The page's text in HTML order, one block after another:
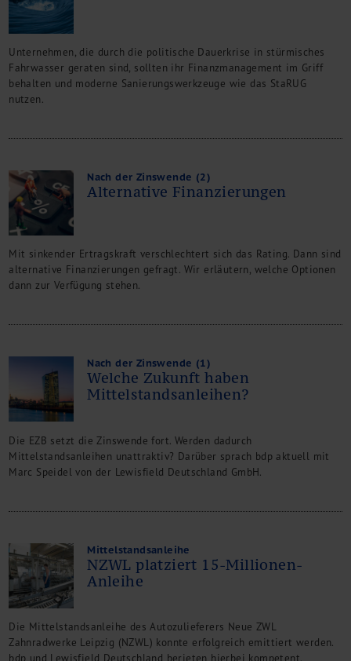
Unternehmen, die durch die politische Dauerkrise in stürmisches
Fahrwasser geraten sind, sollten ihr Finanzmanagement im Griff
behalten und moderne Sanierungswerkzeuge wie das StaRUG
nutzen.
Nach der Zinswende (2)
Alternative Finanzierungen
Mit sinkender Ertragskraft verschlechtert sich das Rating. Dann sind
alternative Finanzierungen gefragt. Wir erläutern, welche Optionen
dann zur Verfügung stehen.
Nach der Zinswende (1)
Welche Zukunft haben
Mittelstandsanleihen?
Die EZB setzt die Zinswende fort. Werden dadurch
Mittelstandsanleihen unattraktiv? Darüber sprach bdp aktuell mit
Marc Speidel von der Lewisfield Deutschland GmbH.
Mittelstandsanleihe
NZWL platziert 15-Millionen-
Anleihe
Die Mittelstandsanleihe des Autozulieferers Neue ZWL
Zahnradwerke Leipzig (NZWL) konnte erfolgreich emittiert werden.
bdp und Lewisfield Deutschland berieten hierbei kompetent.